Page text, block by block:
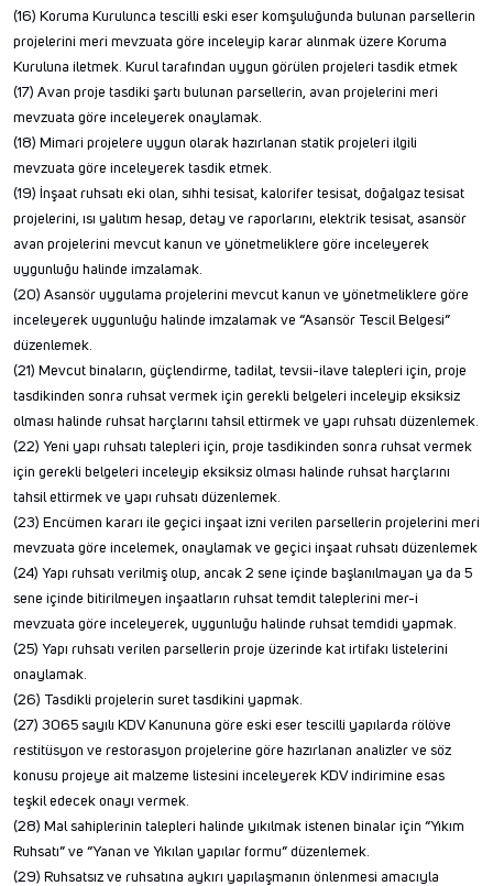
(16) Koruma Kurulunca tescilli eski eser komşuluğunda bulunan parsellerin
projelerini meri mevzuata göre inceleyip karar alınmak üzere Koruma
Kuruluna iletmek. Kurul tarafından uygun görülen projeleri tasdik etmek
(17) Avan proje tasdiki şartı bulunan parsellerin, avan projelerini meri
mevzuata göre inceleyerek onaylamak.
(18) Mimari projelere uygun olarak hazırlanan statik projeleri ilgili
mevzuata göre inceleyerek tasdik etmek.
(19) İnşaat ruhsatı eki olan, sıhhi tesisat, kalorifer tesisat, doğalgaz tesisat
projelerini, ısı yalıtım hesap, detay ve raporlarını, elektrik tesisat, asansör
avan projelerini mevcut kanun ve yönetmeliklere göre inceleyerek
uygunluğu halinde imzalamak.
(20) Asansör uygulama projelerini mevcut kanun ve yönetmeliklere göre
inceleyerek uygunluğu halinde imzalamak ve “Asansör Tescil Belgesi”
düzenlemek.
(21) Mevcut binaların, güçlendirme, tadilat, tevsii-ilave talepleri için, proje
tasdikinden sonra ruhsat vermek için gerekli belgeleri inceleyip eksiksiz
olması halinde ruhsat harçlarını tahsil ettirmek ve yapı ruhsatı düzenlemek.
(22) Yeni yapı ruhsatı talepleri için, proje tasdikinden sonra ruhsat vermek
için gerekli belgeleri inceleyip eksiksiz olması halinde ruhsat harçlarını
tahsil ettirmek ve yapı ruhsatı düzenlemek.
(23) Encümen kararı ile geçici inşaat izni verilen parsellerin projelerini meri
mevzuata göre incelemek, onaylamak ve geçici inşaat ruhsatı düzenlemek
(24) Yapı ruhsatı verilmiş olup, ancak 2 sene içinde başlanılmayan ya da 5
sene içinde bitirilmeyen inşaatların ruhsat temdit taleplerini mer-i
mevzuata göre inceleyerek, uygunluğu halinde ruhsat temdidi yapmak.
(25) Yapı ruhsatı verilen parsellerin proje üzerinde kat irtifakı listelerini
onaylamak.
(26) Tasdikli projelerin suret tasdikini yapmak.
(27) 3065 sayılı KDV Kanununa göre eski eser tescilli yapılarda rölöve
restitüsyon ve restorasyon projelerine göre hazırlanan analizler ve söz
konusu projeye ait malzeme listesini inceleyerek KDV indirimine esas
teşkil edecek onayı vermek.
(28) Mal sahiplerinin talepleri halinde yıkılmak istenen binalar için “Yıkım
Ruhsatı” ve “Yanan ve Yıkılan yapılar formu” düzenlemek.
(29) Ruhsatsız ve ruhsatına aykırı yapılaşmanın önlenmesi amacıyla